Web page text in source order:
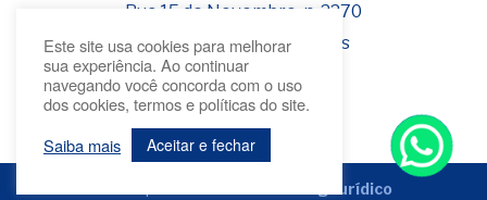
Rua 15 de Novembro, n. 2270
Bairro Jardim dos Estados
Campo Grande - MS
Cep 79.020-300
Marketing Jurídico
Este site usa cookies para melhorar
sua experiência. Ao continuar
navegando você concorda com o uso
dos cookies, termos e políticas do site.
Saiba mais
Aceitar e fechar